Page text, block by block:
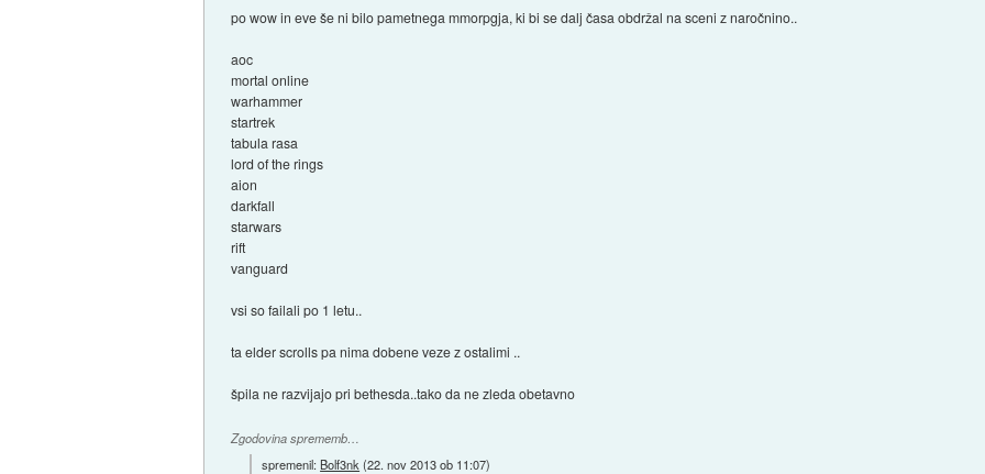
po wow in eve še ni bilo pametnega mmorpgja, ki bi se dalj časa obdržal na sceni z naročnino..
aoc
mortal online
warhammer
startrek
tabula rasa
lord of the rings
aion
darkfall
starwars
rift
vanguard
vsi so failali po 1 letu..
ta elder scrolls pa nima dobene veze z ostalimi ..
špila ne razvijajo pri bethesda..tako da ne zleda obetavno
Zgodovina sprememb…
spremenil:Bolf3nk (22. nov 2013 ob 11:07)